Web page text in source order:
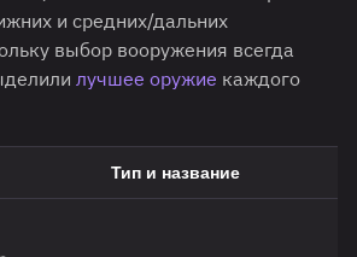
и средних/дальних
выбор вооружения всегда
лучшее оружие каждого
Тип и название